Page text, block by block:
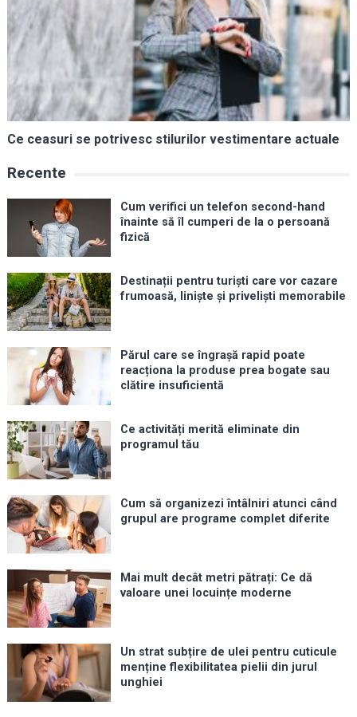
Ce ceasuri se potrivesc stilurilor vestimentare actuale
Recente
Cum verifici un telefon second-hand
înainte să îl cumperi de la o persoană
fizică
Destinații pentru turiști care vor cazare
frumoasă, liniște și priveliști memorabile
Părul care se îngrașă rapid poate
reacționa la produse prea bogate sau
clătire insuficientă
Ce activități merită eliminate din
programul tău
Cum să organizezi întâlniri atunci când
grupul are programe complet diferite
Mai mult decât metri pătrați: Ce dă
valoare unei locuințe moderne
Un strat subțire de ulei pentru cuticule
menține flexibilitatea pielii din jurul
unghiei